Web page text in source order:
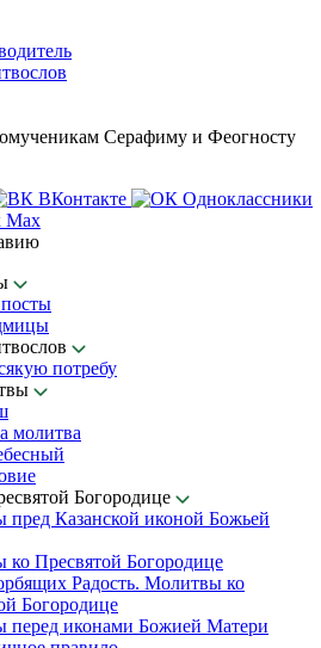
Серафиму и Феогносту
ВКонтакте
Одноклассники
Max
потребу
молитва
Богородице
Казанской иконой Божьей
Пресвятой Богородице
Радость. Молитвы ко
Богородице
перед иконами Божией Матери